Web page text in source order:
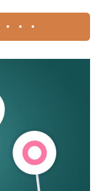
・・